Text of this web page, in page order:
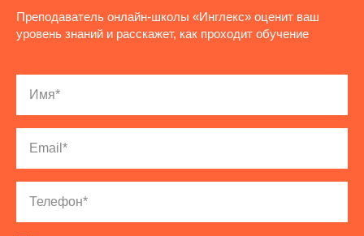
Преподаватель онлайн-школы «Инглекс» оценит ваш
уровень знаний и расскажет, как проходит обучение